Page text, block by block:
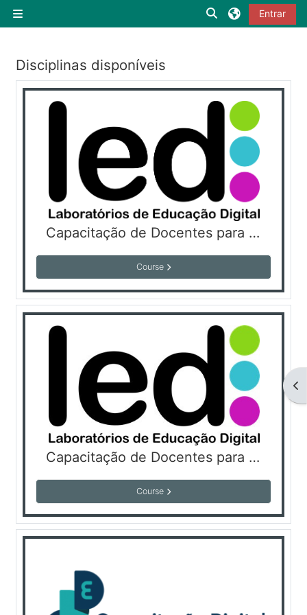
Painel lateral
Alternar aEntrar
Disciplinas disponíveis
Capacitação de Docentes para a exploração pedagógica de Laboratórios de Educação Digital (LED 3)
Course
Capacitação de Docentes para a exploração pedagógica dos LED
Course